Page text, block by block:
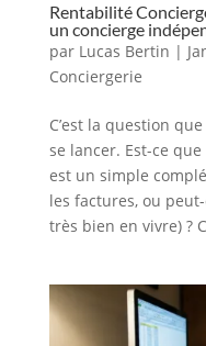
Rentabilité
un concierge
par Lucas Bertin |
Conciergerie
C’est la question
se lancer. Est-ce
est un simple
les factures, ou
très bien en vivre) ?